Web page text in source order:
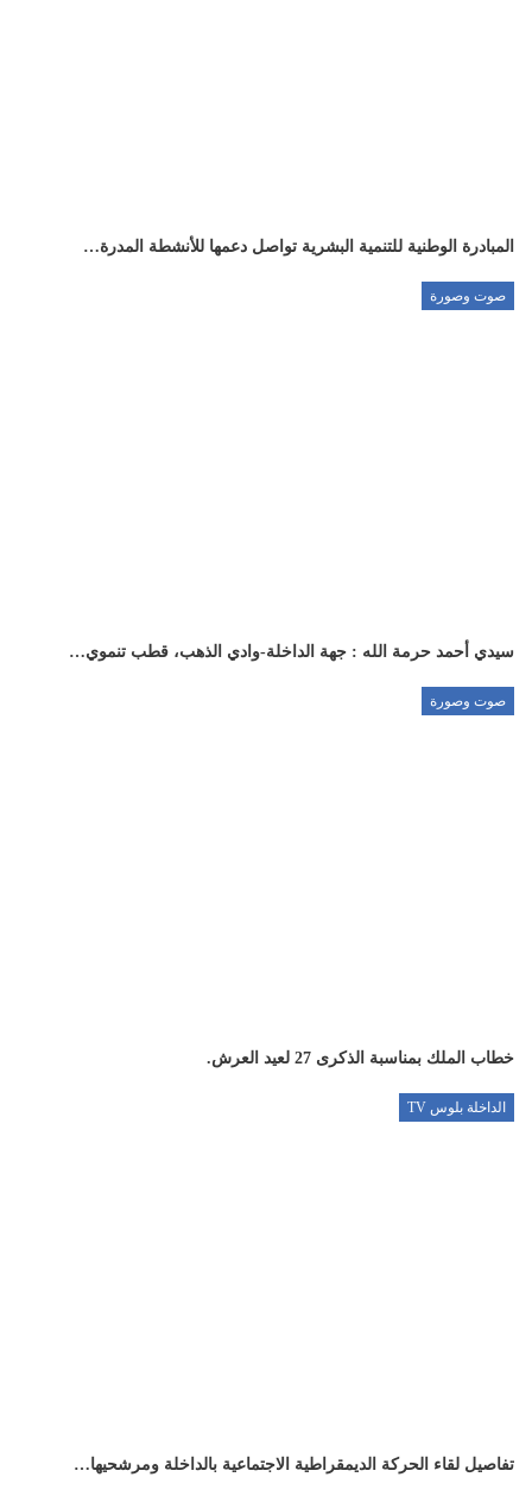
المبادرة الوطنية للتنمية البشرية تواصل دعمها للأنشطة المدرة…
صوت وصورة
سيدي أحمد حرمة الله : جهة الداخلة-وادي الذهب، قطب تنموي…
صوت وصورة
خطاب الملك بمناسبة الذكرى 27 لعيد العرش.
الداخلة بلوس TV
تفاصيل لقاء الحركة الديمقراطية الاجتماعية بالداخلة ومرشحيها…